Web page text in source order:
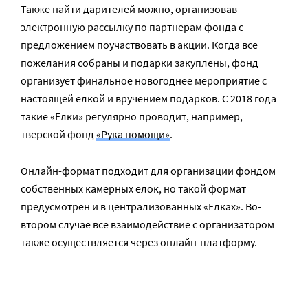
Также найти дарителей можно, организовав
электронную рассылку по партнерам фонда с
предложением поучаствовать в акции. Когда все
пожелания собраны и подарки закуплены, фонд
организует финальное новогоднее мероприятие с
настоящей елкой и вручением подарков. С 2018 года
такие «Елки» регулярно проводит, например,
тверской фонд«Рука помощи».
Онлайн-формат подходит для организации фондом
собственных камерных елок, но такой формат
предусмотрен и в централизованных «Елках». Во-
втором случае все взаимодействие с организатором
также осуществляется через онлайн-платформу.